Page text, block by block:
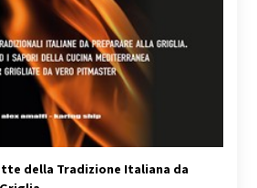
della Tradizione Italiana da